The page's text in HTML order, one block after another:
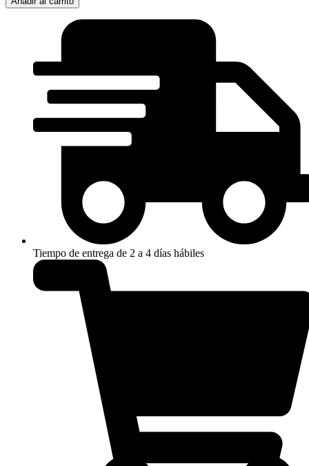
2
Tiempo de entrega de 2 a 4 días hábiles